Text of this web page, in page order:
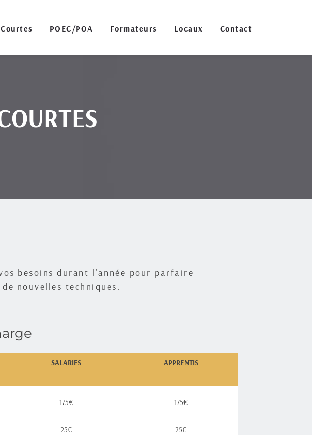
POEC/POA Formateurs Locaux Contact
besoins durant l'année pour parfaire
nouvelles techniques.
SALARIES APPRENTIS
175€ 175€
25€ 25€